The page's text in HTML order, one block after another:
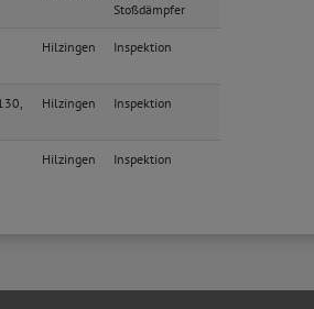
Stoßdämpfer
Hilzingen Inspektion
Hilzingen Inspektion
Hilzingen Inspektion